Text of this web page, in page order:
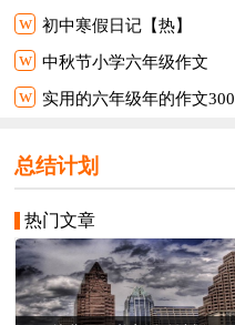
w 初中寒假日记【热】
w 中秋节小学六年级作文
w 实用的六年级年的作文
总结计划
热门文章